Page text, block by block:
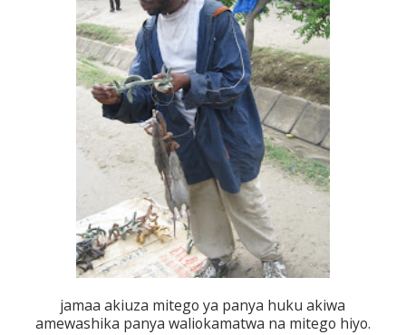
jamaa akiuza mitego ya panya huku akiwa
amewashika panya waliokamatwa na mitego hiyo.